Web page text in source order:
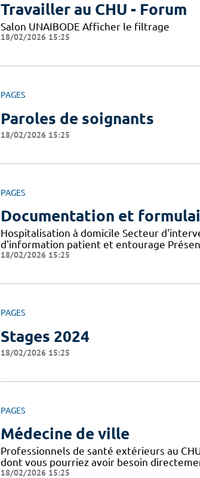
Travailler au CHU - Forum
Salon UNAIBODE Afficher le filtrage
18/02/2026 15:25
PAGES
Paroles de soignants
18/02/2026 15:25
PAGES
Documentation et
Hospitalisation à domicile Secteur
d'information patient et entourage
18/02/2026 15:25
PAGES
Stages 2024
18/02/2026 15:25
PAGES
Médecine de ville
Professionnels de santé extérieurs au
dont vous pourriez avoir besoin
18/02/2026 15:25